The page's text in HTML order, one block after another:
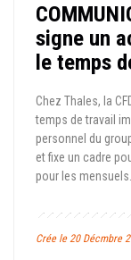
signe un
le temps
Chez Thales, la
temps de travail
personnel du
et fixe un cadre
pour les mensuels.
Crée le 20 Décmbre